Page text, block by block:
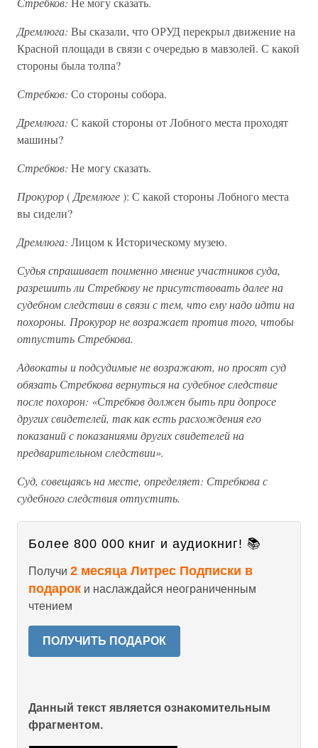
Дремлюга: Вы сказали, что ОРУД перекрыл движение на
Красной площади в связи с очередью в мавзолей. С какой
стороны была толпа?
Стребков: Со стороны собора.
Дремлюга: С какой стороны от Лобного места проходят
машины?
Стребков: Не могу сказать.
Прокурор( Дремлюге): С какой стороны Лобного места
вы сидели?
Дремлюга: Лицом к Историческому музею.
Судья спрашивает поименно мнение участников суда,
разрешить ли Стребкову не присутствовать далее на
судебном следствии в связи с тем, что ему надо идти на
похороны. Прокурор не возражает против того, чтобы
отпустить Стребкова.
Адвокаты и подсудимые не возражают, но просят суд
обязать Стребкова вернуться на судебное следствие
после похорон: «Стребков должен быть при допросе
других свидетелей, так как есть расхождения его
показаний с показаниями других свидетелей на
предварительном следствии».
Суд, совещаясь на месте, определяет: Стребкова с
судебного следствия отпустить.
Более 800 000 книг и аудиокниг! 📚
Получи 2 месяца Литрес Подписки в
подарок и наслаждайся неограниченным
чтением
ПОЛУЧИТЬ ПОДАРОК
Данный текст является ознакомительным
фрагментом.